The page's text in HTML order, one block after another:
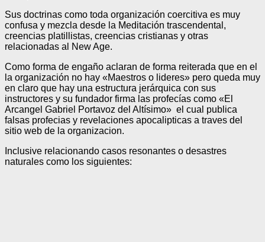
Sus doctrinas como toda organización coercitiva es muy
confusa y mezcla desde la Meditación trascendental,
creencias platillistas, creencias cristianas y otras
relacionadas al New Age.
Como forma de engaño aclaran de forma reiterada que en el
la organización no hay «Maestros o lideres» pero queda muy
en claro que hay una estructura jerárquica con sus
instructores y su fundador firma las profecías como «El
Arcangel Gabriel Portavoz del Altísimo» el cual publica
falsas profecias y revelaciones apocalipticas a traves del
sitio web de la organizacion.
Inclusive relacionando casos resonantes o desastres
naturales como los siguientes: